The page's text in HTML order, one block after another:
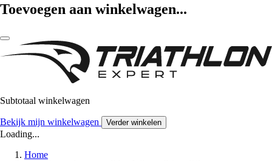
Toevoegen aan winkelwagen...
Subtotaal winkelwagen
Bekijk mijn winkelwagen Verder winkelen
Loading...
Home